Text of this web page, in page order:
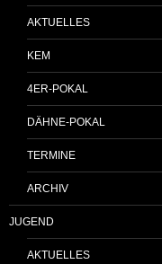
AKTUELLES
KEM
4ER-POKAL
DÄHNE-POKAL
TERMINE
ARCHIV
JUGEND
AKTUELLES